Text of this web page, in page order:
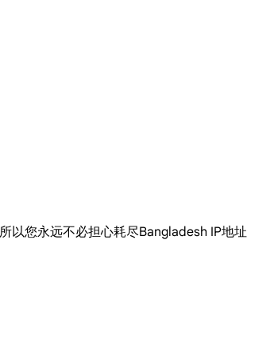
以您永远不必担心耗尽Bangladesh IP地址